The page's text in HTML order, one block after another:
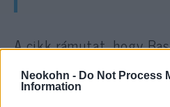
Neokohn - Do Not Process
Information
A cikk rámutat, hogy
szegény és túlságosan